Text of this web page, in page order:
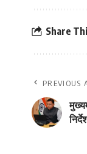
Share
PREVIOUS